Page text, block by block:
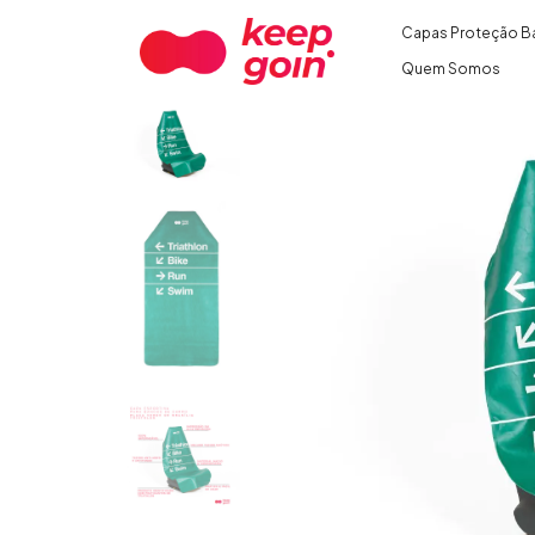
Capas Proteção
Quem Somos